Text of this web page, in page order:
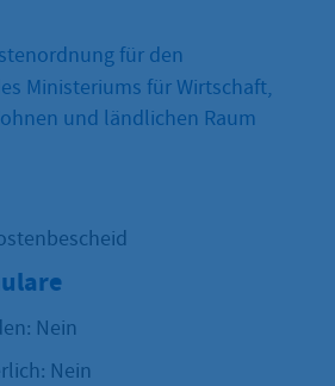
für den
Ministeriums für Wirtschaft,
und ländlichen Raum
Nein
Nein